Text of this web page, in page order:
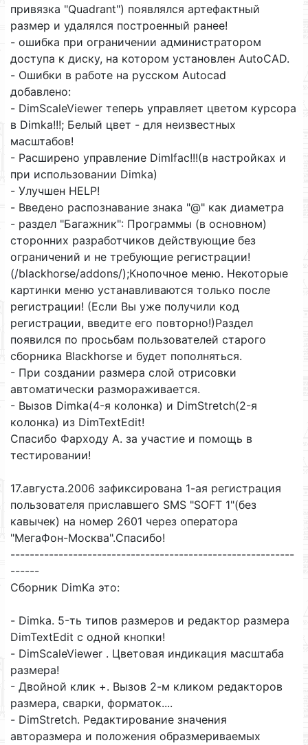
привязка "Quadrant") появлялся артефактный
размер и удалялся построенный ранее!
- ошибка при ограничении администратором
доступа к диску, на котором установлен AutoCAD.
- Ошибки в работе на русском Autocad
добавлено:
- DimScaleViewer теперь управляет цветом курсора
в Dimka!!!; Белый цвет - для неизвестных
масштабов!
- Расширено управление Dimlfac!!!(в настройках и
при использовании Dimka)
- Улучшен HELP!
- Введено распознавание знака "@" как диаметра
- раздел "Багажник": Программы (в основном)
сторонних разработчиков действующие без
ограничений и не требующие регистрации!
(/blackhorse/addons/);Кнопочное меню. Некоторые
картинки меню устанавливаются только после
регистрации! (Если Вы уже получили код
регистрации, введите его повторно!)Раздел
появился по просьбам пользователей старого
сборника Blackhorse и будет пополняться.
- При создании размера слой отрисовки
автоматически размораживается.
- Вызов Dimka(4-я колонка) и DimStretch(2-я
колонка) из DimTextEdit!
Спасибо Фарходу А. за участие и помощь в
тестировании!
17.августа.2006 зафиксирована 1-ая регистрация
пользователя приславшего SMS "SOFT 1"(без
кавычек) на номер 2601 через оператора
"МегаФон-Москва".Спасибо!
-----------------------------------------------------------
------
Сборник DimKa это:
- Dimka. 5-ть типов размеров и редактор размера
DimTextEdit с одной кнопки!
- DimScaleViewer . Цветовая индикация масштаба
размера!
- Двойной клик +. Вызов 2-м кликом редакторов
размера, сварки, форматок....
- DimStretch. Редактирование значения
авторазмера и положения образмериваемых